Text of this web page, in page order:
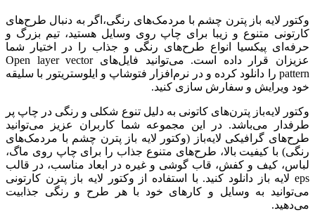
وکتور لایه باز پترن چشم با مردمک‌های رنگی،اگر به دنبال طرح‌های
کارتونی متنوع و زیبا برای چاپ روی وسایل هستید، تیم بزرگ و
حرفه‌ای پیکسیا انواع طرح‌های رنگی و جذاب را در اختیار شما
عزیزان قرار داده است. می‌توانید فایل‌های Open layer vector
pattern را دانلود کرده و در نرم‌افزار فتوشاپ و ایلوستریتور با سلیقه
خود ویرایش و سفارش سازی کنید.
وکتور لایه‌باز پترن‌های کاتونی به دلیل تنوع شکلی و رنگی در چاپ پر
طرفدار می‌باشد. در این مجموعه شما کاربران عزیز می‌توانید
طرح‌های گرافیکی لایه‌باز (وکتور لایه باز پترن چشم با مردمک‌های
رنگی) با کیفیت بالا، طرح‌های متنوع جذاب را برای چاپ روی ماگ،
لباس، کیف و کفش، قاب گوشی و غیره در ابعاد مناسب، در قالب
eps لایه باز دانلود کنید. با استفاده از وکتور لایه باز پترن کارتونی
می‌توانید به وسایل و کارهای خود با هر طرح و رنگی جذابیت
می‌دهید.